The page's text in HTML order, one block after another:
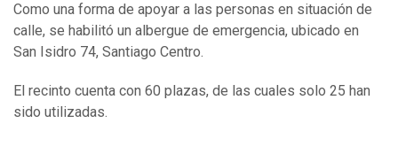
Como una forma de apoyar a las personas en situación de
calle, se habilitó un albergue de emergencia, ubicado en
San Isidro 74, Santiago Centro.
El recinto cuenta con 60 plazas, de las cuales solo 25 han
sido utilizadas.